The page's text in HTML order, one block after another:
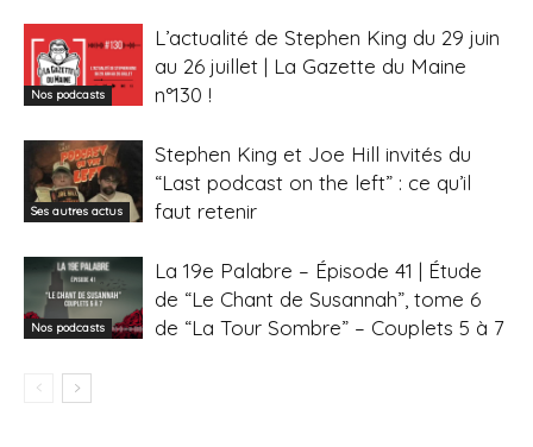
Nos podcasts
L’actualité de Stephen King du 29 juin
au 26 juillet | La Gazette du Maine
n°130 !
Ses autres actus
Stephen King et Joe Hill invités du
“Last podcast on the left” : ce qu’il
faut retenir
Nos podcasts
La 19e Palabre – Épisode 41 | Étude
de “Le Chant de Susannah”, tome 6
de “La Tour Sombre” – Couplets 5 à 7